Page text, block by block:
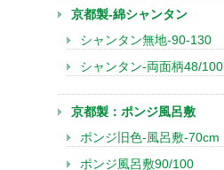
京都製-綿シャンタン
シャンタン無地-90-130
シャンタン-両面柄48/100
京都製：ポンジ風呂敷
ポンジ旧色-風呂敷-70cm
ポンジ風呂敷90/100